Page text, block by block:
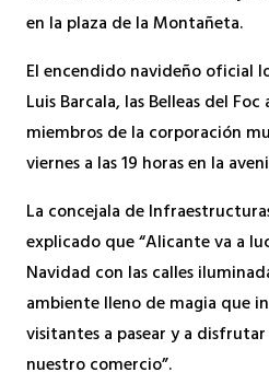
en la plaza de la Montañeta.
El encendido navideño oficial
Luis Barcala, las Belleas del
miembros de la corporación
viernes a las 19 horas en la
La concejala de
explicado que “Alicante va a
Navidad con las calles
ambiente lleno de magia que
visitantes a pasear y a
nuestro comercio”.